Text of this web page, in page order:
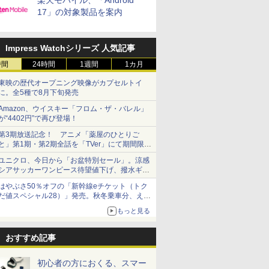
17」の対象製品を案内
Impress Watchシリーズ 人気記事
24時間 1週間 1カ月
映の歴代オープニング映像がカプセルトイ
。全5種で8月下旬発売
、ウイスキー「フロム・ザ・バレル」
“4402円”で再び登場！
3期放送記念！ アニメ「薬屋のひとりご
」第1期・第2期全話を「TVer」にて期間限定
順次無料配信開始
ニクロ、今日から「お盆特別セール」。涼感
アサッカーワンピース待望値下げ、撥水ギア
ョーツは1990円に
やぶさ50％オフの「新幹線eチケット（トク
値スペシャル28）」発売。秋冬乗車分、えき
もっと見る
おすすめ記事
初心者の方におくる、スマー